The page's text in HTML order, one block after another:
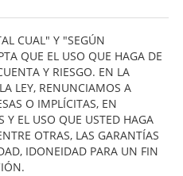
CUAL" Y "SEGÚN
QUE EL USO QUE HAGA DE
Y RIESGO. EN LA
LEY, RENUNCIAMOS A
O IMPLÍCITAS, EN
Y EL USO QUE USTED HAGA
OTRAS, LAS GARANTÍAS
IDONEIDAD PARA UN FIN